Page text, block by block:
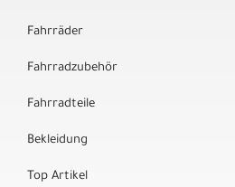
Fahrräder
Fahrradzubehör
Fahrradteile
Bekleidung
Top Artikel